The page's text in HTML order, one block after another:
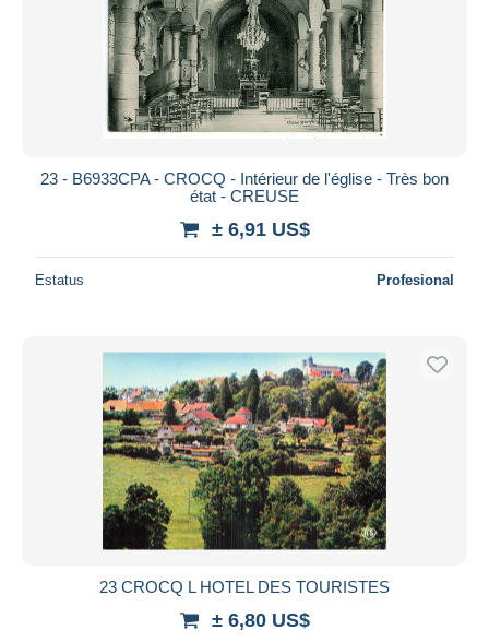
23 - B6933CPA - CROCQ - Intérieur de l'église - Très bon
état - CREUSE
± 6,91 US$
Estatus Profesional
23 CROCQ L HOTEL DES TOURISTES
± 6,80 US$